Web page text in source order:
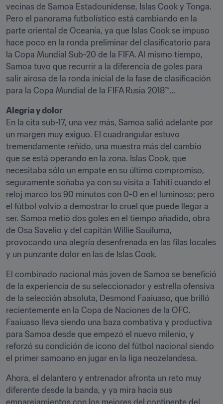
vecinas de Samoa Estadounidense, Islas Cook y Tonga.
Pero el panorama futbolístico está cambiando en la
parte oriental de Oceanía, ya que Islas Cook se impuso
hace poco en la ronda preliminar del clasificatorio para
la Copa Mundial Sub-20 de la FIFA. Al mismo tiempo,
Samoa tuvo que recurrir a la diferencia de goles para
salir airosa de la ronda inicial de la fase de clasificación
para la Copa Mundial de la FIFA Rusia 2018™…
Alegría y dolor
En la cita sub-17, una vez más, Samoa salió adelante por
un margen muy exiguo. El cuadrangular estuvo
tremendamente reñido, una muestra más del cambio
que se está operando en la zona. Islas Cook, que
necesitaba sólo un empate en su último compromiso,
seguramente soñaba ya con su visita a Tahití cuando el
reloj marcó los 90 minutos con 0-0 en el luminoso; pero
el fútbol volvió a demostrar lo cruel que puede llegar a
ser. Samoa metió dos goles en el tiempo añadido, obra
de Osa Savelio y del capitán Willie Sauiluma,
provocando una alegría desenfrenada en las filas locales
y un punzante dolor en las de Islas Cook.
El combinado nacional más joven de Samoa se benefició
de la experiencia de su seleccionador y estrella ofensiva
de la selección absoluta, Desmond Faaiuaso, que brilló
recientemente en la Copa de Naciones de la OFC.
Faaiuaso lleva siendo una baza combativa y productiva
para Samoa desde que empezó el nuevo milenio, y
reforzó su condición de icono del fútbol nacional siendo
el primer samoano en jugar en la liga neozelandesa.
Ahora, el delantero y entrenador afronta un reto muy
diferente desde la banda, y ya mira hacia sus
emparejamientos con los mejores del continente del